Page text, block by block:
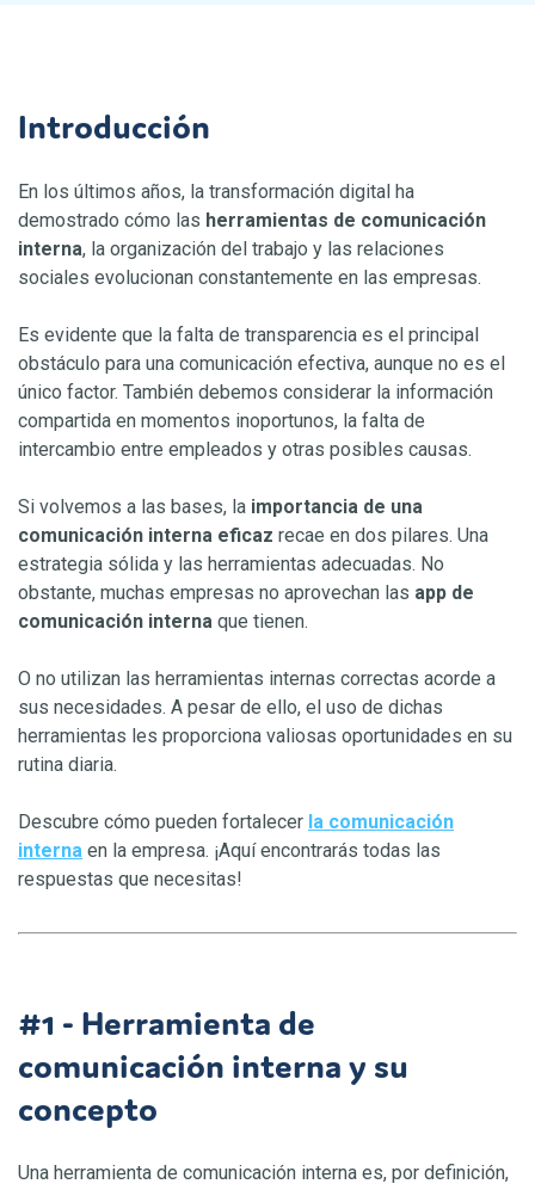
¿Cómo cambiar de trabajo sin cambiar de
¿Cómo elegir la herramienta de
comunicación interna adecuada?
Saber más
Introducción
En los últimos años, la transformación digital ha
demostrado cómo las herramientas de comunicación
interna, la organización del trabajo y las relaciones
sociales evolucionan constantemente en las empresas.
Es evidente que la falta de transparencia es el principal
obstáculo para una comunicación efectiva, aunque no es el
único factor. También debemos considerar la información
compartida en momentos inoportunos, la falta de
intercambio entre empleados y otras posibles causas.
Si volvemos a las bases, la importancia de una
comunicación interna eficaz recae en dos pilares. Una
estrategia sólida y las herramientas adecuadas. No
obstante, muchas empresas no aprovechan las app de
comunicación interna que tienen.
O no utilizan las herramientas internas correctas acorde a
sus necesidades. A pesar de ello, el uso de dichas
herramientas les proporciona valiosas oportunidades en su
rutina diaria.
Descubre cómo pueden fortalecer la comunicación
interna en la empresa. ¡Aquí encontrarás todas las
respuestas que necesitas!
#1 - Herramienta de
comunicación interna y su
concepto
Una herramienta de comunicación interna es, por definición,